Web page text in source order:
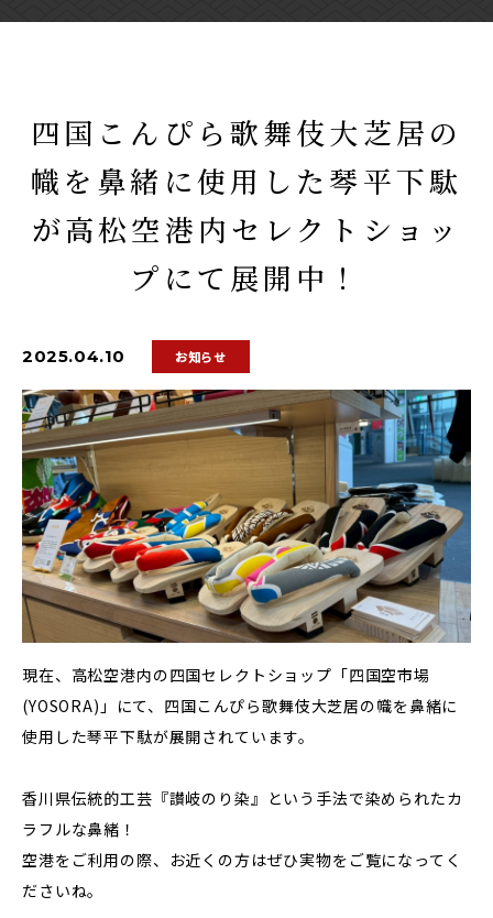
四国こんぴら歌舞伎大芝居の
幟を鼻緒に使用した琴平下駄
が高松空港内セレクトショッ
プにて展開中！
2025.04.10 お知らせ
現在、高松空港内の四国セレクトショップ「四国空市場
(YOSORA)」にて、四国こんぴら歌舞伎大芝居の幟を鼻緒に
使用した琴平下駄が展開されています。
香川県伝統的工芸『讃岐のり染』という手法で染められたカ
ラフルな鼻緒！
空港をご利用の際、お近くの方はぜひ実物をご覧になってく
ださいね。